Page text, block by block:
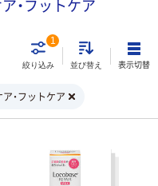
・フットケア
絞り込み
1
並び替え 表示切替
・フットケア